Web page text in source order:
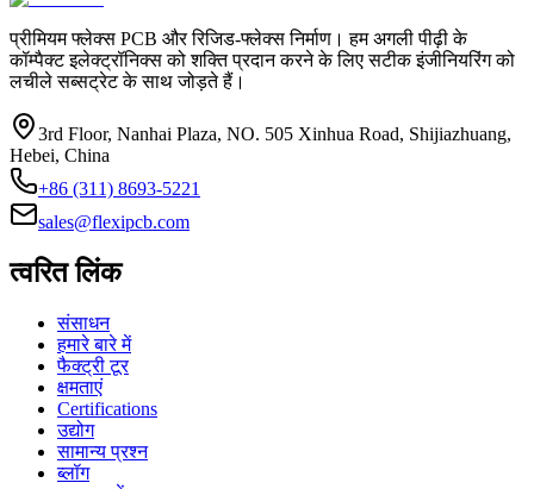
प्रीमियम फ्लेक्स PCB और रिजिड-फ्लेक्स निर्माण। हम अगली पीढ़ी के
कॉम्पैक्ट इलेक्ट्रॉनिक्स को शक्ति प्रदान करने के लिए सटीक इंजीनियरिंग को
लचीले सब्सट्रेट के साथ जोड़ते हैं।
3rd Floor, Nanhai Plaza, NO. 505 Xinhua Road, Shijiazhuang,
Hebei, China
+86 (311) 8693-5221
sales@flexipcb.com
त्वरित लिंक
संसाधन
हमारे बारे में
फैक्ट्री टूर
क्षमताएं
Certifications
उद्योग
सामान्य प्रश्न
ब्लॉग